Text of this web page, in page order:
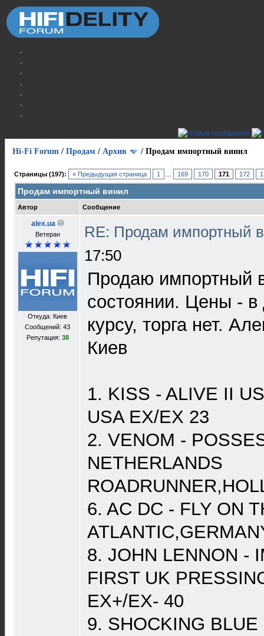
Hi-Fi Forum / Продам / Архив / Продам импортный винил
Страницы (197): « Предыдущая страница 1 169 170 171 172
Продам импортный винил
Автор Сообщение
alex.ua
Ветеран
Откуда: Киев
Сообщений: 43
Репутация: 38
RE: Продам импортный
17:50
Продаю импортный
состоянии. Цены - в
курсу, торга нет.
Киев
1. KISS - ALIVE II
USA EX/EX 23
2. VENOM -
NETHERLANDS
6. AC DC - FLY ON
8. JOHN LENNON -
FIRST UK
EX+/EX- 40
9. SHOCKING